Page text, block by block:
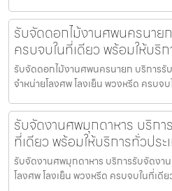
รับจัดดอกไม้งานศพนครนาย
ครบจบในที่เดียว พร้อมให้บริ
รับจัดดอกไม้งานศพนครนายก บริการ
จำหน่ายโลงศพ โลงเย็น พวงหรีด ครบจ
รับจัดงานศพมุกดาหาร บริก
ที่เดียว พร้อมให้บริการทั่วประ
รับจัดงานศพมุกดาหาร บริการรับจัดงา
โลงศพ โลงเย็น พวงหรีด ครบจบในที่เดี